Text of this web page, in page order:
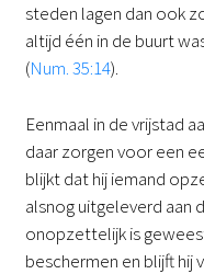
steden lagen dan ook
altijd één in de buurt
(Num. 35:14).
Eenmaal in de vrijstad
daar zorgen voor een
blijkt dat hij iemand
alsnog uitgeleverd aan
onopzettelijk is
beschermen en blijft